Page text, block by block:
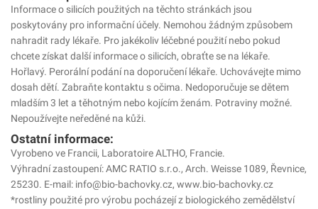
Informace o silicích použitých na těchto stránkách jsou
poskytovány pro informační účely. Nemohou žádným způsobem
nahradit rady lékaře. Pro jakékoliv léčebné použití nebo pokud
chcete získat další informace o silicích, obraťte se na lékaře.
Hořlavý. Perorální podání na doporučení lékaře. Uchovávejte mimo
dosah dětí. Zabraňte kontaktu s očima. Nedoporučuje se dětem
mladším 3 let a těhotným nebo kojícím ženám. Potraviny možné.
Nepoužívejte neředěné na kůži.
Ostatní informace:
Vyrobeno ve Francii, Laboratoire ALTHO, Francie.
Výhradní zastoupení: AMC RATIO s.r.o., Arch. Weisse 1089, Řevnice,
25230. E-mail: info@bio-bachovky.cz, www.bio-bachovky.cz
*rostliny použité pro výrobu pocházejí z biologického zemědělství